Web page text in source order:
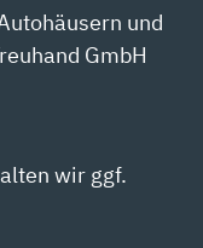
und
GmbH
wir ggf.